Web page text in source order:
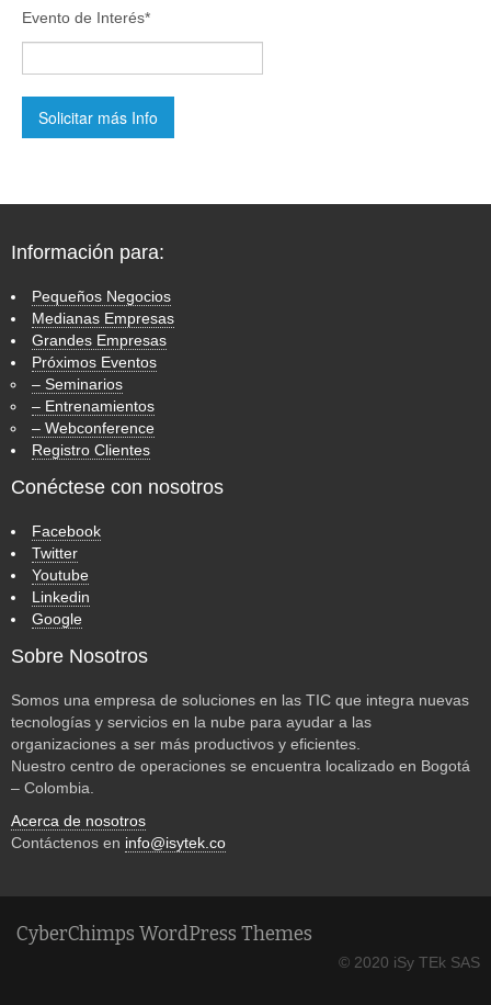
Evento de Interés*
Información para:
Pequeños Negocios
Medianas Empresas
Grandes Empresas
Próximos Eventos
– Seminarios
– Entrenamientos
– Webconference
Registro Clientes
Conéctese con nosotros
Facebook
Twitter
Youtube
Linkedin
Google
Sobre Nosotros
Somos una empresa de soluciones en las TIC que integra nuevas
tecnologías y servicios en la nube para ayudar a las
organizaciones a ser más productivos y eficientes.
Nuestro centro de operaciones se encuentra localizado en Bogotá
– Colombia.
Acerca de nosotros
Contáctenos en info@isytek.co
CyberChimps WordPress Themes
© 2020 iSy TEk SAS